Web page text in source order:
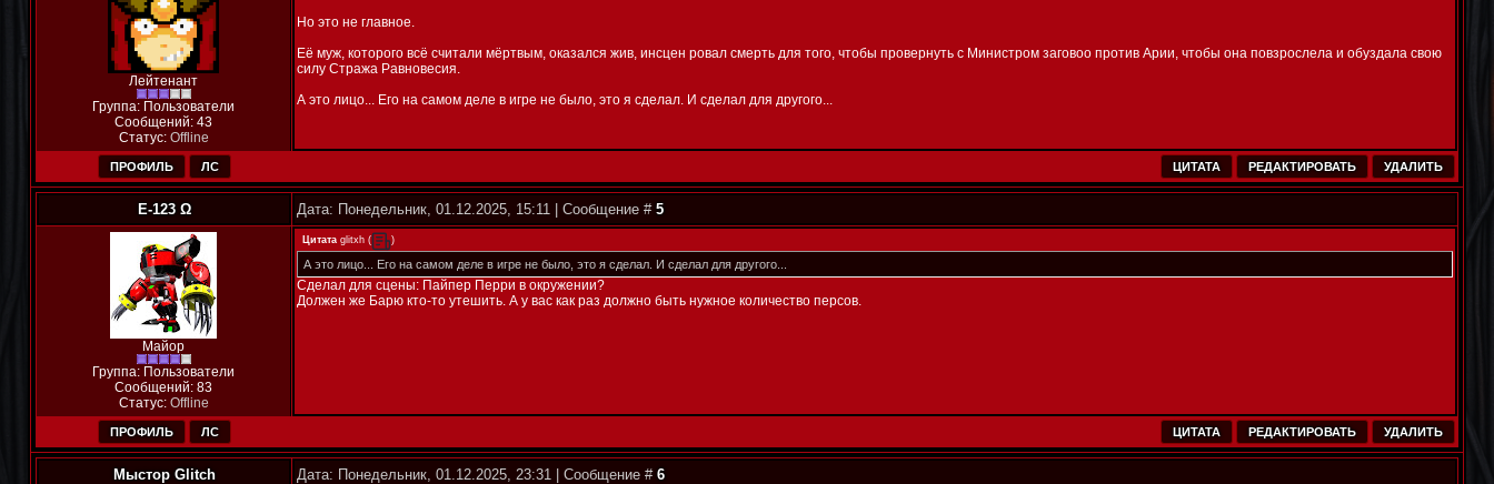
Лейтенант
Группа: Пользователи
Сообщений: 43
Статус: Offline
Но это не главное.
Еë муж, которого всё считали мëртвым, оказался жив, инсцен ровал смерть для того, чтобы провернуть с Министром заговоо против Арии, чтобы она повзрослела и обуздала свою
силу Стража Равновесия.
А это лицо... Его на самом деле в игре не было, это я сделал. И сделал для другого...
ПРОФИЛЬ ЛС ЦИТАТА РЕДАКТИРОВАТЬ УДАЛИТЬ
E-123 Ω Дата: Понедельник, 01.12.2025, 15:11 | Сообщение # 5
Майор
Группа: Пользователи
Сообщений: 83
Статус: Offline
Цитата glitxh ( )
А это лицо... Его на самом деле в игре не было, это я сделал. И сделал для другого...
Сделал для сцены: Пайпер Перри в окружении?
Должен же Барю кто-то утешить. А у вас как раз должно быть нужное количество персов.
ПРОФИЛЬ ЛС ЦИТАТА РЕДАКТИРОВАТЬ УДАЛИТЬ
Мыстор Glitch Дата: Понедельник, 01.12.2025, 23:31 | Сообщение # 6